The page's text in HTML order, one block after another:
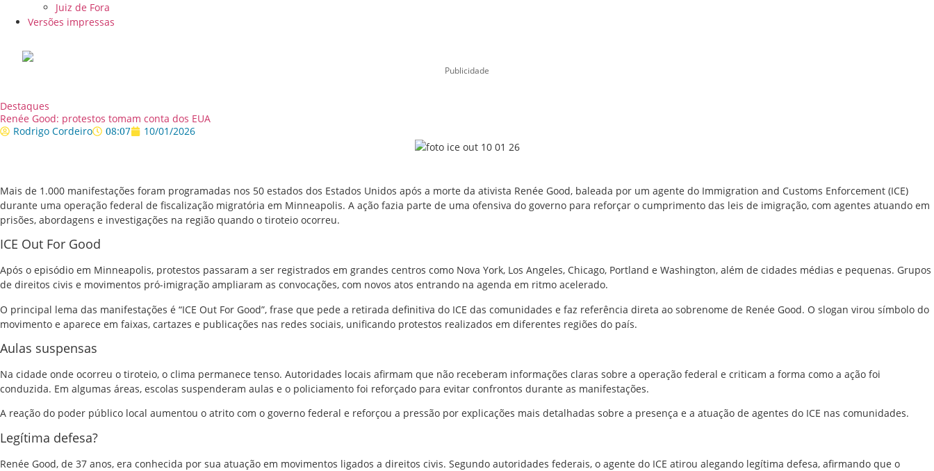
Juiz de Fora
Versões impressas
Publicidade
Destaques
Renée Good: protestos tomam conta dos EUA
Rodrigo Cordeiro
08:07 10/01/2026
Mais de 1.000 manifestações foram programadas nos 50 estados dos Estados Unidos após a morte da ativista Renée Good, baleada por um agente do Immigration and Customs Enforcement (ICE)
durante uma operação federal de fiscalização migratória em Minneapolis. A ação fazia parte de uma ofensiva do governo para reforçar o cumprimento das leis de imigração, com agentes atuando em
prisões, abordagens e investigações na região quando o tiroteio ocorreu.
ICE Out For Good
Após o episódio em Minneapolis, protestos passaram a ser registrados em grandes centros como Nova York, Los Angeles, Chicago, Portland e Washington, além de cidades médias e pequenas. Grupos
de direitos civis e movimentos pró-imigração ampliaram as convocações, com novos atos entrando na agenda em ritmo acelerado.
O principal lema das manifestações é “ICE Out For Good”, frase que pede a retirada definitiva do ICE das comunidades e faz referência direta ao sobrenome de Renée Good. O slogan virou símbolo do
movimento e aparece em faixas, cartazes e publicações nas redes sociais, unificando protestos realizados em diferentes regiões do país.
Aulas suspensas
Na cidade onde ocorreu o tiroteio, o clima permanece tenso. Autoridades locais afirmam que não receberam informações claras sobre a operação federal e criticam a forma como a ação foi
conduzida. Em algumas áreas, escolas suspenderam aulas e o policiamento foi reforçado para evitar confrontos durante as manifestações.
A reação do poder público local aumentou o atrito com o governo federal e reforçou a pressão por explicações mais detalhadas sobre a presença e a atuação de agentes do ICE nas comunidades.
Legítima defesa?
Renée Good, de 37 anos, era conhecida por sua atuação em movimentos ligados a direitos civis. Segundo autoridades federais, o agente do ICE atirou alegando legítima defesa, afirmando que o